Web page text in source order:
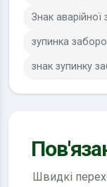
Знак аварійної
зупинка
знак зупинку
Швидкі